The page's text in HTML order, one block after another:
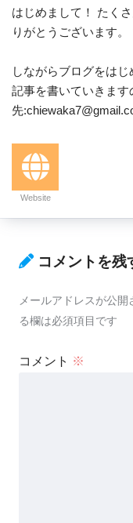
はじめまして！ たく
りがとうございます。
大阪に
しながらブログをは
記事を書いていきま
先
Website
コメントを残
メールアドレスが公開
る欄は必須項目です
コメント ※